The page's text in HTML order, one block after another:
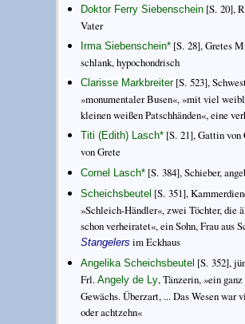
Doktor Ferry Siebenschein [S. 20],
Vater
Irma Siebenschein* [S. 28], Gretes
schlank, hypochondrisch
Clarisse Markbreiter[S. 523],
»monumentaler Busen«, »mit viel
kleinen weißen Patschhänden«, eine
Titi (Edith) Lasch* [S. 21], Gattin von
von Grete
Cornel Lasch* [S. 384], Schieber,
Scheichsbeutel [S. 351],
»Schleich-Händler«, zwei Töchter, die
schon verheiratet«, ein Sohn, Frau aus
Stangelers im Eckhaus
Angelika Scheichsbeutel [S. 352],
Frl.Angely de Ly, Tänzerin, »ein
Gewächs. Überzart, ... Das Wesen war
oder achtzehn«